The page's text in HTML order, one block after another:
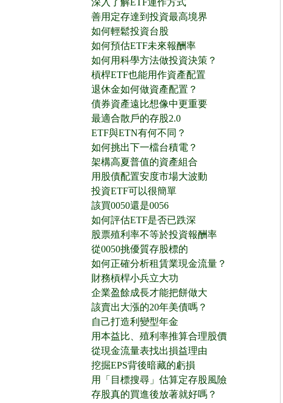
深入了解ETF運作方式
善用定存達到投資最高境界
如何輕鬆投資台股
如何預估ETF未來報酬率
如何用科學方法做投資決策？
槓桿ETF也能用作資產配置
退休金如何做資產配置？
債券資產遠比想像中更重要
最適合散戶的存股2.0
ETF與ETN有何不同？
如何挑出下一檔台積電？
架構高夏普值的資產組合
用股債配置安度市場大波動
投資ETF可以很簡單
該買0050還是0056
如何評估ETF是否已跌深
股票殖利率不等於投資報酬率
從0050挑優質存股標的
如何正確分析租賃業現金流量？
財務槓桿小兵立大功
企業盈餘成長才能把餅做大
該賣出大漲的20年美債嗎？
自己打造利變型年金
用本益比、殖利率推算合理股價
從現金流量表找出損益理由
挖掘EPS背後暗藏的虧損
用「目標搜尋」估算定存股風險
存股真的買進後放著就好嗎？